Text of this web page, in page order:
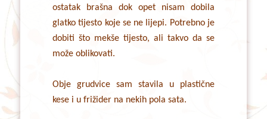
ostatak brašna dok opet nisam dobila
glatko tijesto koje se ne lijepi. Potrebno je
dobiti što mekše tijesto, ali takvo da se
može oblikovati.
Obje grudvice sam stavila u plastične
kese i u frižider na nekih pola sata.